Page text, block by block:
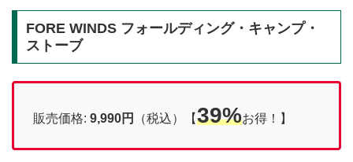
FORE WINDS フォールディング・キャンプ・
ストーブ
販売価格: 9,990円 （税込）【39%お得！】